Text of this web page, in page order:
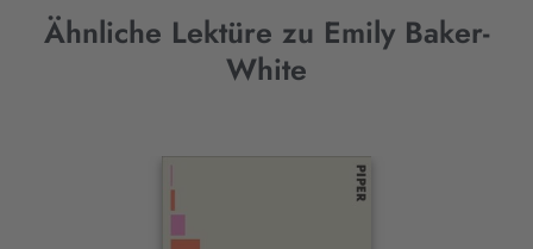
Ähnliche Lektüre zu Emily Baker-
White